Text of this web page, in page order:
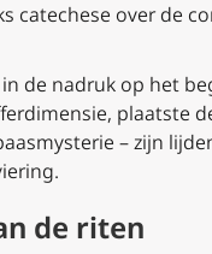
catechese over de
de nadruk op het
plaatste
– zijn
de riten